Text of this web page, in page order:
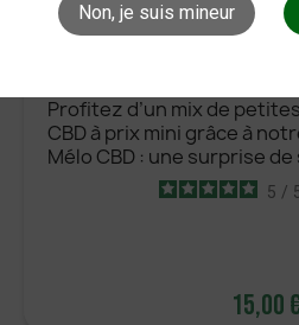
Non, je suis mineur
Profitez d’un mix de
CBD à prix mini grâce à
Mélo CBD : une surprise de
5 /
15,00